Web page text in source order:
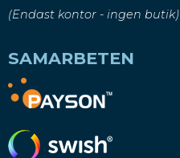
(Endast kontor - ingen butik)
SAMARBETEN